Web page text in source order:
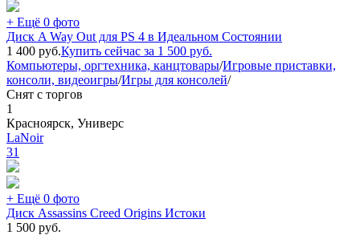
+ Ещё 0 фото
Диск A Way Out для PS 4 в Идеальном Состоянии
1 400 руб.Купить сейчас за 1 500 руб.
Компьютеры, оргтехника, канцтовары/Игровые приставки,
консоли, видеоигры/Игры для консолей/
Снят с торгов
1
Красноярск, Универс
LaNoir
31
+ Ещё 0 фото
Диск Assassins Creed Origins Истоки
1 500 руб.